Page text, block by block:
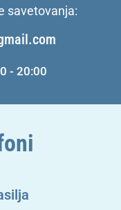
savetovanja:
- 20:00